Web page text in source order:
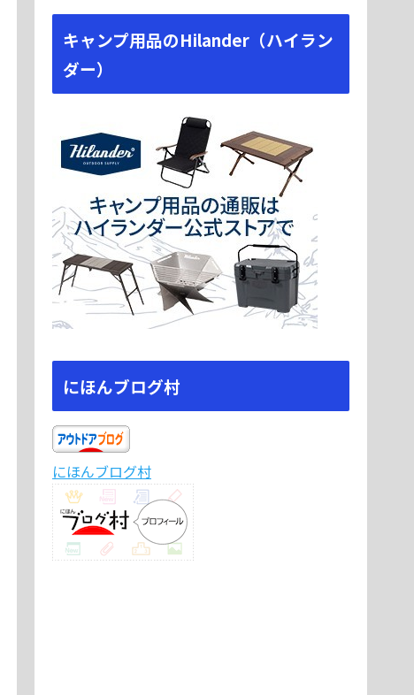
キャンプ用品のHilander（ハイラン
ダー）
にほんブログ村
にほんブログ村